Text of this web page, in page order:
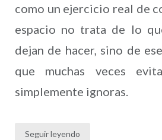
como un ejercicio real de
espacio no trata de lo
dejan de hacer, sino de
que muchas veces
simplemente ignoras.
Seguir leyendo